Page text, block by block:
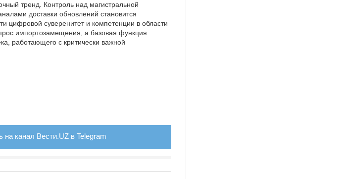
тренд. Контроль над магистральной
доставки обновлений становится
цифровой суверенитет и компетенции в области
импортозамещения, а базовая функция
работающего с критически важной
на канал Вести.UZ в Telegram